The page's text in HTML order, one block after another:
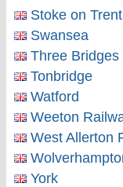
Stoke on Trent
Swansea
Three Bridges
Tonbridge
Watford
Weeton
West Allerton
York